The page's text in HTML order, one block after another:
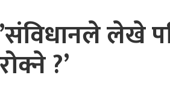
लेखे
?’